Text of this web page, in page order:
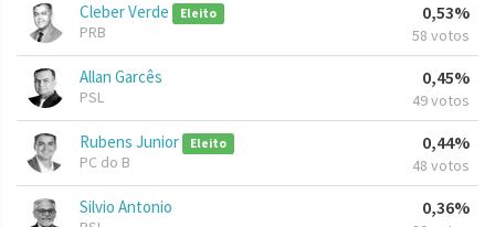
Cleber Verde Eleito
PRB
0,53%
58 votos
Allan Garcês
PSL
0,45%
49 votos
Rubens Junior Eleito
PC do B
0,44%
48 votos
Silvio Antonio 0,36%